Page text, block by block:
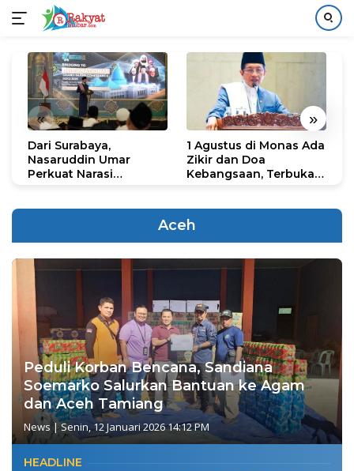
konten
« »
Dari Surabaya,
Nasaruddin Umar
Perkuat Narasi
1 Agustus di Monas Ada
Zikir dan Doa
Kebangsaan, Terbuka
Aceh
Peduli Korban Bencana, Sandiana
Soemarko Salurkan Bantuan ke Agam
dan Aceh Tamiang
News |Senin, 12 Januari 2026 14:12 PM
HEADLINE